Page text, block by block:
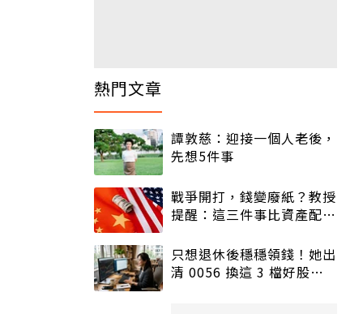
熱門文章
譚敦慈：迎接一個人老後，
先想5件事
戰爭開打，錢變廢紙？教授
提醒：這三件事比資產配置
只想退休後穩穩領錢！她出
清 0056 換這 3 檔好股：